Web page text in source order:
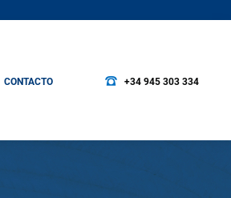
CONTACTO +34 945 303 334